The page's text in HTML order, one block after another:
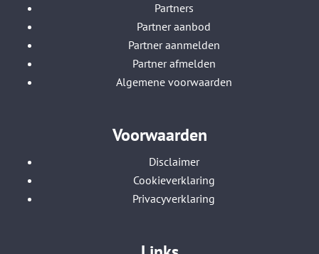
Partners
Partner aanbod
Partner aanmelden
Partner afmelden
Algemene voorwaarden
Voorwaarden
Disclaimer
Cookieverklaring
Privacyverklaring